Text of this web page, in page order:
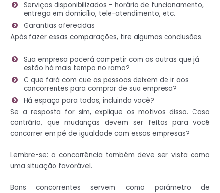
Serviços disponibilizados – horário de funcionamento,
entrega em domicílio, tele-atendimento, etc.
Garantias oferecidas
Após fazer essas comparações, tire algumas conclusões.
Sua empresa poderá competir com as outras que já
estão há mais tempo no ramo?
O que fará com que as pessoas deixem de ir aos
concorrentes para comprar de sua empresa?
Há espaço para todos, incluindo você?
Se a resposta for sim, explique os motivos disso. Caso
contrário, que mudanças devem ser feitas para você
concorrer em pé de igualdade com essas empresas?
Lembre-se: a concorrência também deve ser vista como
uma situação favorável.
Bons concorrentes servem como parâmetro de